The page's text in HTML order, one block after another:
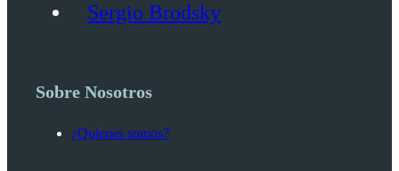
Sergio Brodsky
Sobre Nosotros
¿Quienes somos?